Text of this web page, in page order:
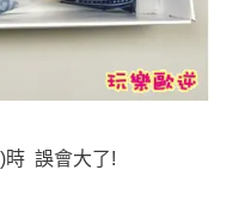
時 誤會大了!